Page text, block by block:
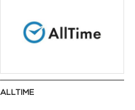
ALLTIME